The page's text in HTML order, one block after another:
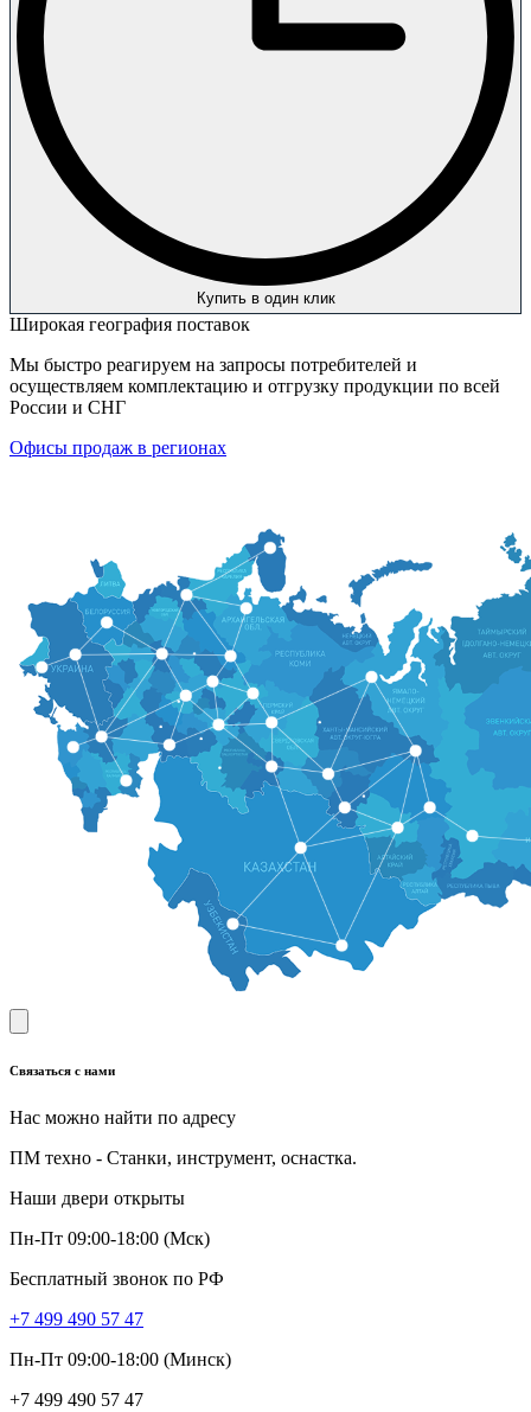
Купить в один клик
Широкая география поставок
Мы быстро реагируем на запросы потребителей и
осуществляем комплектацию и отгрузку продукции по всей
России и СНГ
Офисы продаж в регионах
Связаться с нами
Нас можно найти по адресу
ПМ техно - Станки, инструмент, оснастка.
Наши двери открыты
Пн-Пт 09:00-18:00 (Мск)
Бесплатный звонок по РФ
+7 499 490 57 47
Пн-Пт 09:00-18:00 (Минск)
+7 499 490 57 47